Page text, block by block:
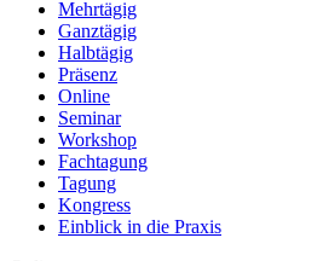
November
2026
2 Veranstaltungen
Mehrtägig
Ganztägig
Halbtägig
Präsenz
Online
Seminar
Workshop
Fachtagung
Tagung
Kongress
Einblick in die Praxis